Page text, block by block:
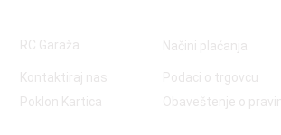
RC Garaža
Kontaktiraj nas
Poklon Kartica
Načini plaćanja
Podaci o trgovcu
Obaveštenje o